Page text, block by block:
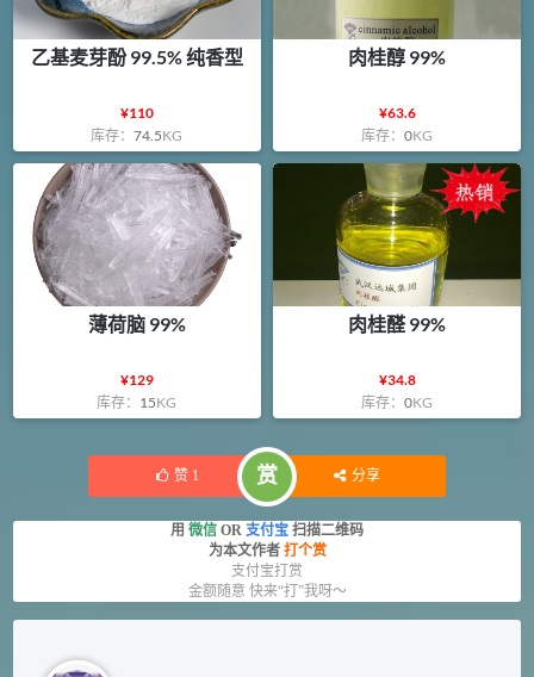
乙基麦芽酚 99.5% 纯香型
¥110
库存：74.5KG
肉桂醇 99%
¥63.6
库存：0KG
薄荷脑 99%
¥129
库存： 15KG
肉桂醛 99%
¥34.8
库存：0KG
赞 1 赏 分享
用 微信 OR 支付宝 扫描二维码
为本文作者 打个赏
支付宝打赏
金额随意 快来“打”我呀～